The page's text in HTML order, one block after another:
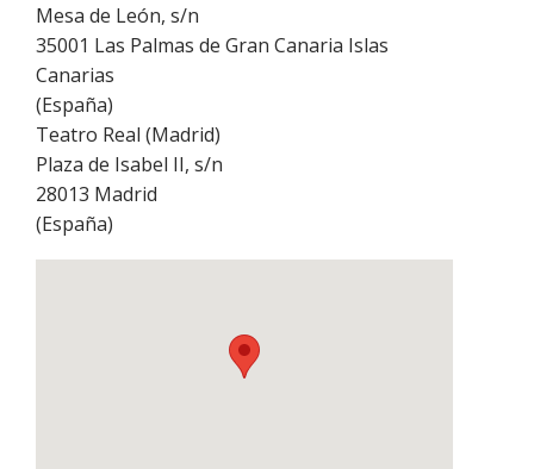
Mesa de León, s/n
35001 Las Palmas de Gran Canaria Islas
Canarias
(España)
Teatro Real (Madrid)
Plaza de Isabel II, s/n
28013 Madrid
(España)